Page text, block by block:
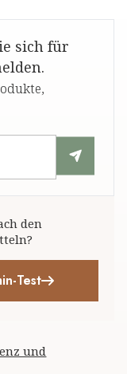
sich für
den
Test
und